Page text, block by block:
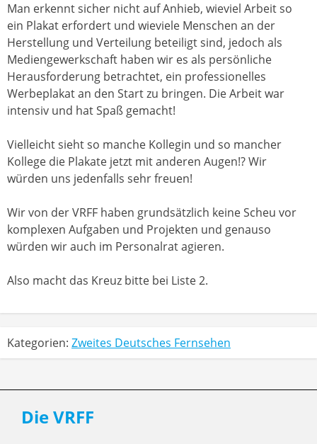
Man erkennt sicher nicht auf Anhieb, wieviel Arbeit so
ein Plakat erfordert und wieviele Menschen an der
Herstellung und Verteilung beteiligt sind, jedoch als
Mediengewerkschaft haben wir es als persönliche
Herausforderung betrachtet, ein professionelles
Werbeplakat an den Start zu bringen. Die Arbeit war
intensiv und hat Spaß gemacht!
Vielleicht sieht so manche Kollegin und so mancher
Kollege die Plakate jetzt mit anderen Augen!? Wir
würden uns jedenfalls sehr freuen!
Wir von der VRFF haben grundsätzlich keine Scheu vor
komplexen Aufgaben und Projekten und genauso
würden wir auch im Personalrat agieren.
Also macht das Kreuz bitte bei Liste 2.
Kategorien: Zweites Deutsches Fernsehen
Die VRFF